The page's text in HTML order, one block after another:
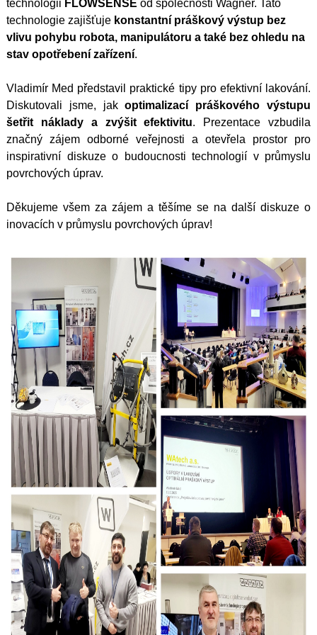
technologii FLOWSENSE od společnosti Wagner. Tato
technologie zajišťuje konstantní práškový výstup bez
vlivu pohybu robota, manipulátoru a také bez ohledu na
stav opotřebení zařízení.
Vladimír Med představil praktické tipy pro efektivní lakování.
Diskutovali jsme, jakoptimalizací práškového výstupu
šetřit náklady a zvýšit efektivitu. Prezentace vzbudila
značný zájem odborné veřejnosti a otevřela prostor pro
inspirativní diskuze o budoucnosti technologií v průmyslu
povrchových úprav.
Děkujeme všem za zájem a těšíme se na další diskuze o
inovacích v průmyslu povrchových úprav!